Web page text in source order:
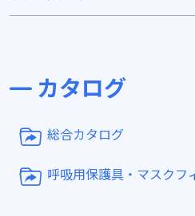
カタログ
総合カタログ
呼吸用保護具・マスクフ